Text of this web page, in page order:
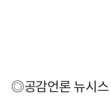
◎공감언론 뉴시스